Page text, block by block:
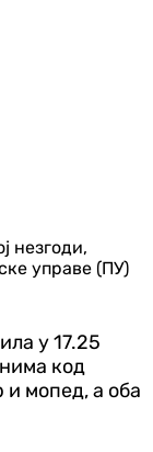
незгоди,
управе (ПУ)
у 17.25
код
и мопед, а оба